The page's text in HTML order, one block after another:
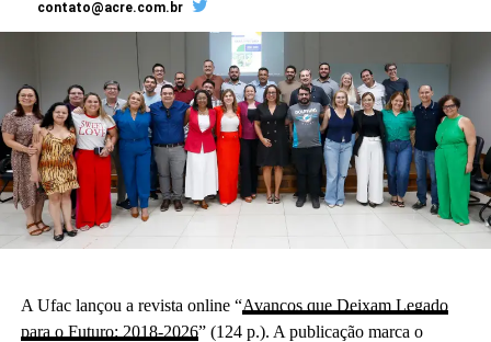
contato@acre.com.br
A Ufac lançou a revista online “Avanços que Deixam Legado
para o Futuro: 2018-2026” (124 p.). A publicação marca o